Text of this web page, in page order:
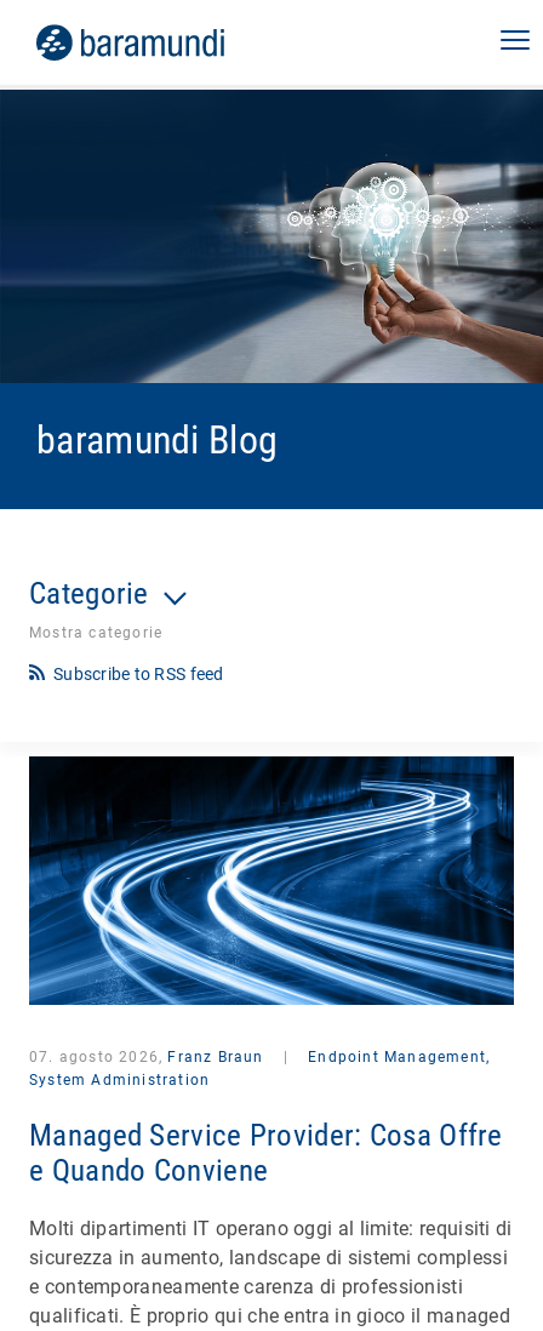
baramundi Blog
Categorie
Mostra categorie
Subscribe to RSS feed
07. agosto 2026, Franz Braun
Endpoint Management,
System Administration
Managed Service Provider: Cosa Offre
e Quando Conviene
Molti dipartimenti IT operano oggi al limite: requisiti di
sicurezza in aumento, landscape di sistemi complessi
e contemporaneamente carenza di professionisti
qualificati. È proprio qui che entra in gioco il managed